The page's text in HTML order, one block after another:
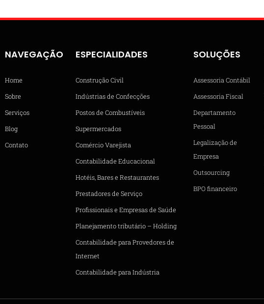
NAVEGAÇÃO
Home
Sobre
Serviços
Blog
Contato
ESPECIALIDADES
Construção Civil
Indústrias de Confecções
Postos de Combustíveis
Supermercados
Comércio Varejista
Contabilidade Educacional
Hotéis, Bares e Restaurantes
Prestadores de Serviço
Profissionais e Empresas de Saúde
Planejamento tributário – Holding
Contabilidade para Provedores de
Internet
Contabilidade para Indústria
SOLUÇÕES
Assessoria Contábil
Assessoria Fiscal
Departamento
Pessoal
Legalização de
Empresa
Outsourcing
BPO financeiro